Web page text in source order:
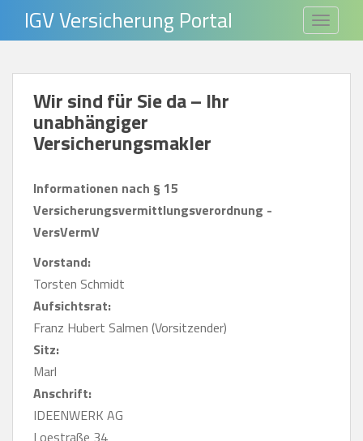
IGV Versicherung Portal
Wir sind für Sie da – Ihr
unabhängiger
Versicherungsmakler
Informationen nach § 15
Versicherungsvermittlungsverordnung -
VersVermV
Vorstand:
Torsten Schmidt
Aufsichtsrat:
Franz Hubert Salmen (Vorsitzender)
Sitz:
Marl
Anschrift:
IDEENWERK AG
Loestraße 34